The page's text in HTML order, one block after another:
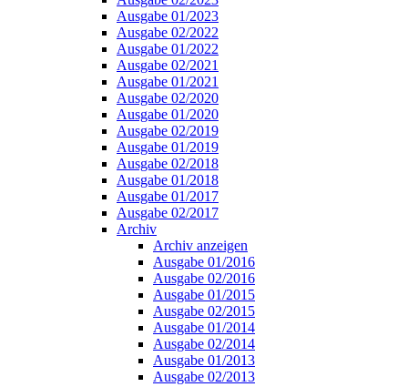
Ausgabe 01/2023
Ausgabe 02/2022
Ausgabe 01/2022
Ausgabe 02/2021
Ausgabe 01/2021
Ausgabe 02/2020
Ausgabe 01/2020
Ausgabe 02/2019
Ausgabe 01/2019
Ausgabe 02/2018
Ausgabe 01/2018
Ausgabe 01/2017
Ausgabe 02/2017
Archiv
Archiv anzeigen
Ausgabe 01/2016
Ausgabe 02/2016
Ausgabe 01/2015
Ausgabe 02/2015
Ausgabe 01/2014
Ausgabe 02/2014
Ausgabe 01/2013
Ausgabe 02/2013